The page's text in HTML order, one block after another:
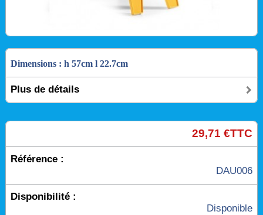
Dimensions : h 57cm l 22.7cm
Plus de détails
29,71 €TTC
Référence :
DAU006
Disponibilité :
Disponible